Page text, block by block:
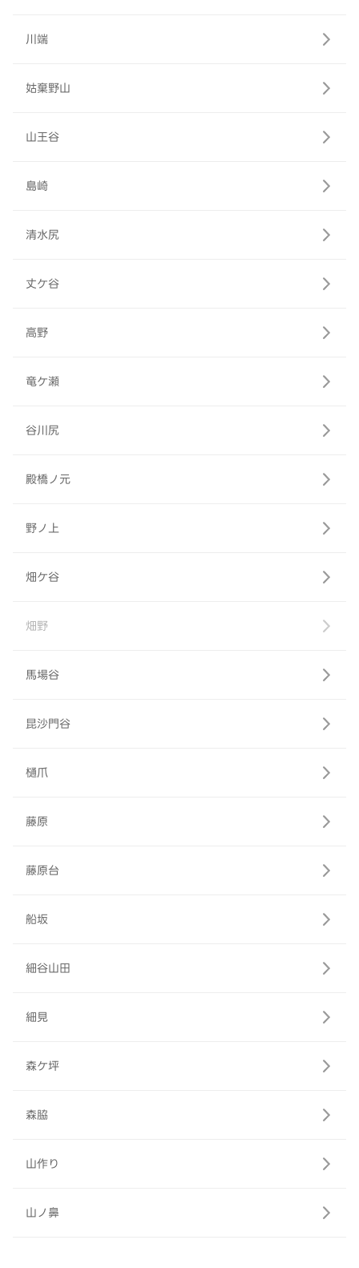
川端
姑棄野山
山王谷
島崎
清水尻
丈ケ谷
高野
竜ケ瀬
谷川尻
殿橋ノ元
野ノ上
畑ケ谷
畑野
馬場谷
昆沙門谷
樋爪
藤原
藤原台
船坂
細谷山田
細見
森ケ坪
森脇
山作り
山ノ鼻